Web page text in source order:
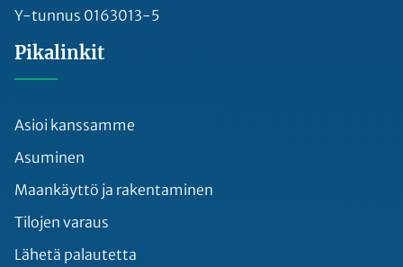
Y-tunnus 0163013-5
Pikalinkit
Asioi kanssamme
Asuminen
Maankäyttö ja rakentaminen
Tilojen varaus
Lähetä palautetta